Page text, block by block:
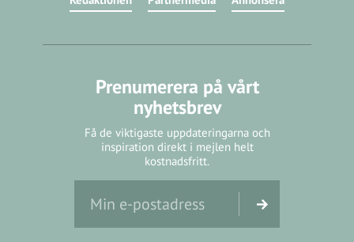
Prenumerera på vårt
nyhetsbrev
Få de viktigaste uppdateringarna och
inspiration direkt i mejlen helt
kostnadsfritt.